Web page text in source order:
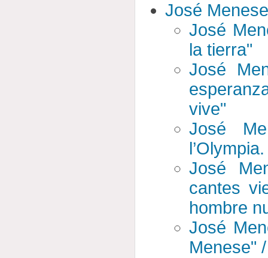
José
José
la tierra"
José
vive"
José
José
cantes
hombre
José
Menese"